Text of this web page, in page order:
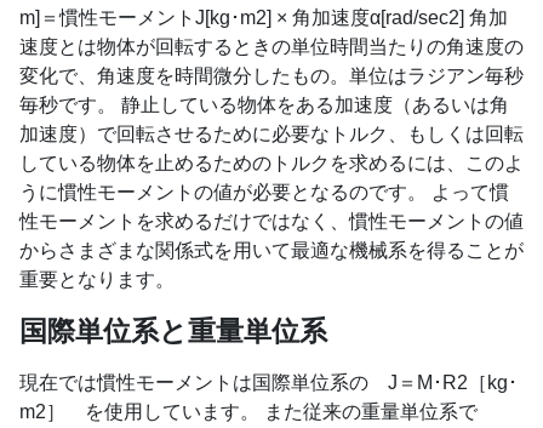
m]＝慣性モーメントJ[kg･m2] × 角加速度α[rad/sec2] 角加
速度とは物体が回転するときの単位時間当たりの角速度の
変化で、角速度を時間微分したもの。単位はラジアン毎秒
毎秒です。 静止している物体をある加速度（あるいは角
加速度）で回転させるために必要なトルク、もしくは回転
している物体を止めるためのトルクを求めるには、このよ
うに慣性モーメントの値が必要となるのです。 よって慣
性モーメントを求めるだけではなく、慣性モーメントの値
からさまざまな関係式を用いて最適な機械系を得ることが
重要となります。
国際単位系と重量単位系
現在では慣性モーメントは国際単位系の J＝M･R2［kg･
m2］ を使用しています。 また従来の重量単位系で